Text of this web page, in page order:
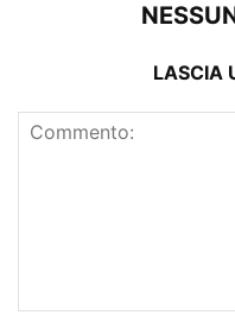
LASCIA